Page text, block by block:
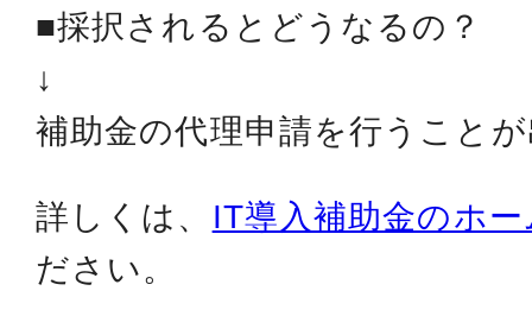
■採択されるとどうなるの？
↓
補助金の代理申請を行うこと
詳しくは、 IT導入補助金のホ
ださい。